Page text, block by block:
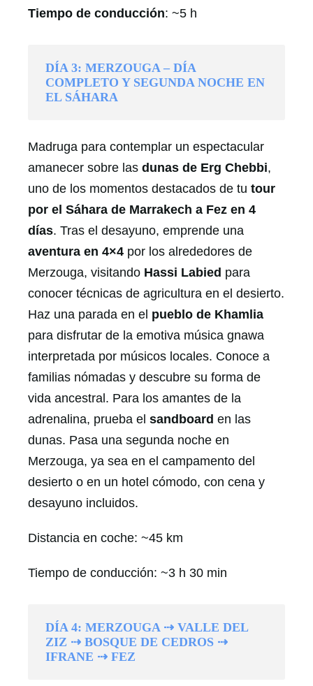
Tiempo de conducción: ~5 h
DÍA 3: MERZOUGA – DÍA
COMPLETO Y SEGUNDA NOCHE EN
EL SÁHARA
Madruga para contemplar un espectacular
amanecer sobre las dunas de Erg Chebbi,
uno de los momentos destacados de tu tour
por el Sáhara de Marrakech a Fez en 4
días. Tras el desayuno, emprende una
aventura en 4×4 por los alrededores de
Merzouga, visitando Hassi Labied para
conocer técnicas de agricultura en el desierto.
Haz una parada en el pueblo de Khamlia
para disfrutar de la emotiva música gnawa
interpretada por músicos locales. Conoce a
familias nómadas y descubre su forma de
vida ancestral. Para los amantes de la
adrenalina, prueba el sandboard en las
dunas. Pasa una segunda noche en
Merzouga, ya sea en el campamento del
desierto o en un hotel cómodo, con cena y
desayuno incluidos.
Distancia en coche: ~45 km
Tiempo de conducción: ~3 h 30 min
DÍA 4: MERZOUGA ⇢ VALLE DEL
ZIZ ⇢ BOSQUE DE CEDROS ⇢
IFRANE ⇢ FEZ